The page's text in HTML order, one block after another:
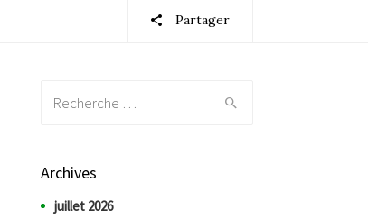
Partager
Archives
juillet 2026